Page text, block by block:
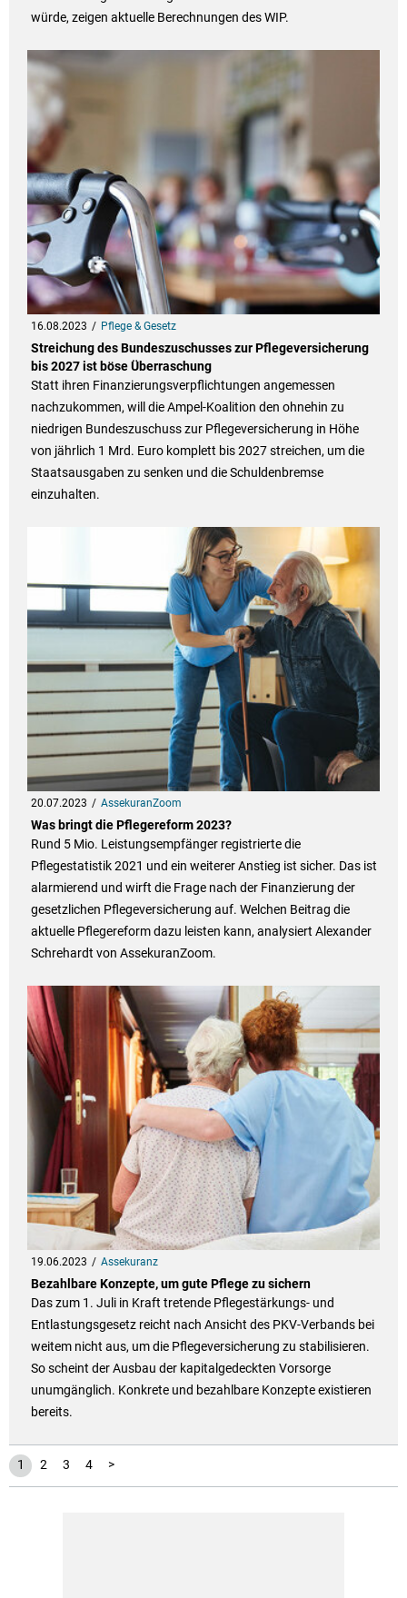
würde, zeigen aktuelle Berechnungen des WIP.
16.08.2023 Pflege & Gesetz
Streichung des Bundeszuschusses zur Pflegeversicherung
bis 2027 ist böse Überraschung
Statt ihren Finanzierungsverpflichtungen angemessen
nachzukommen, will die Ampel-Koalition den ohnehin zu
niedrigen Bundeszuschuss zur Pflegeversicherung in Höhe
von jährlich 1 Mrd. Euro komplett bis 2027 streichen, um die
Staatsausgaben zu senken und die Schuldenbremse
einzuhalten.
20.07.2023 AssekuranZoom
Was bringt die Pflegereform 2023?
Rund 5 Mio. Leistungsempfänger registrierte die
Pflegestatistik 2021 und ein weiterer Anstieg ist sicher. Das ist
alarmierend und wirft die Frage nach der Finanzierung der
gesetzlichen Pflegeversicherung auf. Welchen Beitrag die
aktuelle Pflegereform dazu leisten kann, analysiert Alexander
Schrehardt von AssekuranZoom.
19.06.2023 Assekuranz
Bezahlbare Konzepte, um gute Pflege zu sichern
Das zum 1. Juli in Kraft tretende Pflegestärkungs- und
Entlastungsgesetz reicht nach Ansicht des PKV-Verbands bei
weitem nicht aus, um die Pflegeversicherung zu stabilisieren.
So scheint der Ausbau der kapitalgedeckten Vorsorge
unumgänglich. Konkrete und bezahlbare Konzepte existieren
bereits.
1 2 3 4 >